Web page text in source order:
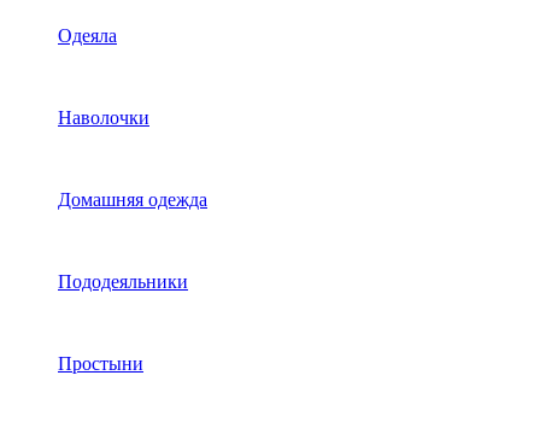
Одеяла
Наволочки
Домашняя одежда
Пододеяльники
Простыни